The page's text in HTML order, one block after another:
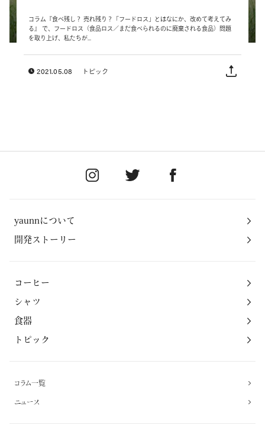
コラム『食べ残し？ 売れ残り？「フードロス」とはなにか、改めて考えてみ
る』 で、フードロス（食品ロス／まだ食べられるのに廃棄される食品）問題
を取り上げ、私たちが...
2021.05.08 トピック
yaunnについて
開発ストーリー
コーヒー
シャツ
食器
トピック
コラム一覧
ニュース